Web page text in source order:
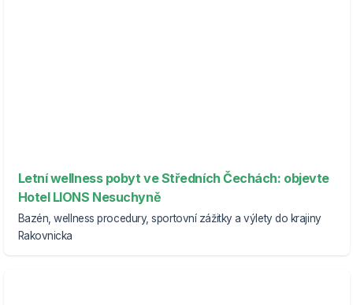
Letní wellness pobyt ve Středních Čechách: objevte
Hotel LIONS Nesuchyně
Bazén, wellness procedury, sportovní zážitky a výlety do krajiny
Rakovnicka